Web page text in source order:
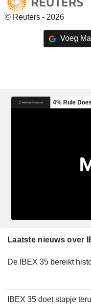
© Reuters - 2026
Voeg
Laatste nieuws over
De IBEX 35 bereikt
IBEX 35 doet stapje